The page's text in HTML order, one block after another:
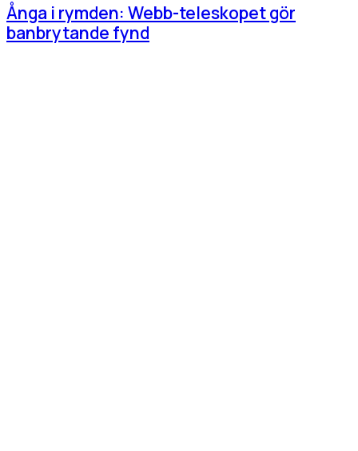
Ånga i rymden: Webb-teleskopet gör
banbrytande fynd